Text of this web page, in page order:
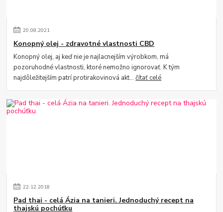
29.08.2021
Konopný olej - zdravotné vlastnosti CBD
Konopný olej, aj keď nie je najlacnejším výrobkom, má
pozoruhodné vlastnosti, ktoré nemožno ignorovať. K tým
najdôležitejším patrí protirakovinová akt...čítať celé
22.12.2018
Pad thai - celá Ázia na tanieri. Jednoduchý recept na
thajskú pochúťku